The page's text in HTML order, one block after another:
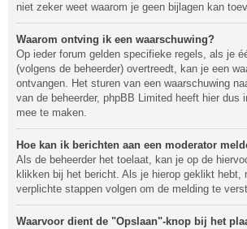
niet zeker weet waarom je geen bijlagen kan
Waarom ontving ik een waarschuwing?
Op ieder forum gelden specifieke regels, als je
(volgens de beheerder) overtreedt, kan je een
ontvangen. Het sturen van een waarschuwing
van de beheerder, phpBB Limited heeft hier dus
mee te maken.
Hoe kan ik berichten aan een moderator
Als de beheerder het toelaat, kan je op de
klikken bij het bericht. Als je hierop geklikt hebt,
verplichte stappen volgen om de melding te
Waarvoor dient de "Opslaan"-knop bij het